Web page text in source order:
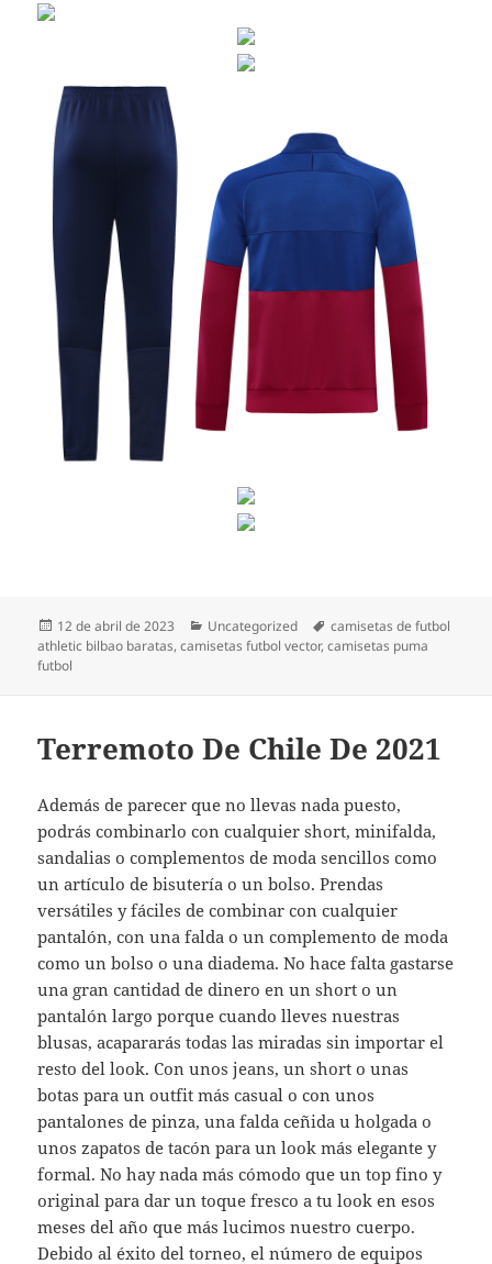
Publicado
el
12 de abril de 2023 Categorías
Uncategorized Etiquetas
camisetas de futbol
athletic bilbao baratas,camisetas futbol vector,camisetas puma
futbol
Terremoto De Chile De 2021
Además de parecer que no llevas nada puesto,
podrás combinarlo con cualquier short, minifalda,
sandalias o complementos de moda sencillos como
un artículo de bisutería o un bolso. Prendas
versátiles y fáciles de combinar con cualquier
pantalón, con una falda o un complemento de moda
como un bolso o una diadema. No hace falta gastarse
una gran cantidad de dinero en un short o un
pantalón largo porque cuando lleves nuestras
blusas, acapararás todas las miradas sin importar el
resto del look. Con unos jeans, un short o unas
botas para un outfit más casual o con unos
pantalones de pinza, una falda ceñida u holgada o
unos zapatos de tacón para un look más elegante y
formal. No hay nada más cómodo que un top fino y
original para dar un toque fresco a tu look en esos
meses del año que más lucimos nuestro cuerpo.
Debido al éxito del torneo, el número de equipos